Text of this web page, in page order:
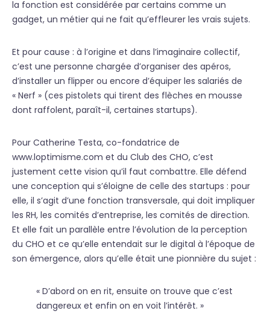
la fonction est considérée par certains comme un
gadget, un métier qui ne fait qu’effleurer les vrais sujets.
Et pour cause : à l’origine et dans l’imaginaire collectif,
c’est une personne chargée d’organiser des apéros,
d’installer un flipper ou encore d’équiper les salariés de
« Nerf » (ces pistolets qui tirent des flèches en mousse
dont raffolent, paraît-il, certaines startups).
Pour Catherine Testa, co-fondatrice de
www.loptimisme.com et du Club des CHO, c’est
justement cette vision qu’il faut combattre. Elle défend
une conception qui s’éloigne de celle des startups : pour
elle, il s’agit d’une fonction transversale, qui doit impliquer
les RH, les comités d’entreprise, les comités de direction.
Et elle fait un parallèle entre l’évolution de la perception
du CHO et ce qu’elle entendait sur le digital à l’époque de
son émergence, alors qu’elle était une pionnière du sujet :
« D’abord on en rit, ensuite on trouve que c’est
dangereux et enfin on en voit l’intérêt. »